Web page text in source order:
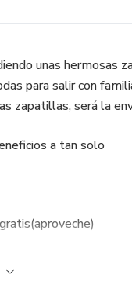
unas hermosas
para salir con
zapatillas, será la
a tan solo
las tallas